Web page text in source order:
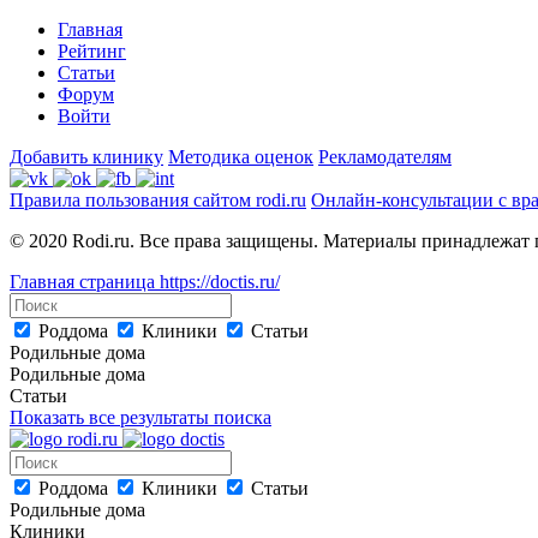
Главная
Рейтинг
Статьи
Форум
Войти
Добавить клинику Методика оценок Рекламодателям
Правила пользования сайтом rodi.ru Онлайн-консультации с
© 2020 Rodi.ru. Все права защищены. Материалы принадлежат
Главная страница https://doctis.ru/
Роддома Клиники
Статьи
Родильные дома
Родильные дома
Статьи
Показать все результаты поиска
Роддома Клиники
Статьи
Родильные дома
Клиники